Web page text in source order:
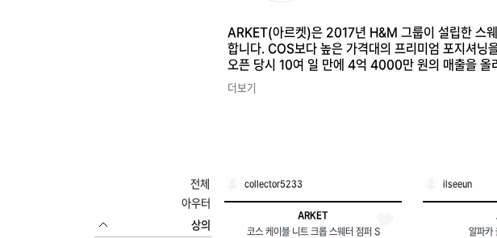
ARKET(아르켓)은 2017년 H&M 그룹이 설립한 스
합니다. COS보다 높은 가격대의 프리미엄 포지셔닝
오픈 당시 10여 일 만에 4억 4000만 원의 매출을 올
더보기
전체
아우터
상의
collector5233
ARKET
코스 케이블 니트 크롭 스웨터 점퍼 S
ilseeun
알파카